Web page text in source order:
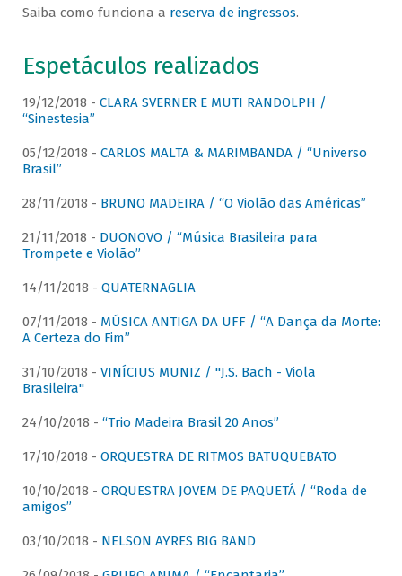
Saiba como funciona a reserva de ingressos.
Espetáculos realizados
19/12/2018 - CLARA SVERNER E MUTI RANDOLPH /
“Sinestesia”
05/12/2018 - CARLOS MALTA & MARIMBANDA / “Universo
Brasil”
28/11/2018 - BRUNO MADEIRA / “O Violão das Américas”
21/11/2018 - DUONOVO / “Música Brasileira para
Trompete e Violão”
14/11/2018 - QUATERNAGLIA
07/11/2018 - MÚSICA ANTIGA DA UFF / “A Dança da Morte:
A Certeza do Fim”
31/10/2018 - VINÍCIUS MUNIZ / "J.S. Bach - Viola
Brasileira"
24/10/2018 - “Trio Madeira Brasil 20 Anos”
17/10/2018 - ORQUESTRA DE RITMOS BATUQUEBATO
10/10/2018 - ORQUESTRA JOVEM DE PAQUETÁ / “Roda de
amigos”
03/10/2018 - NELSON AYRES BIG BAND